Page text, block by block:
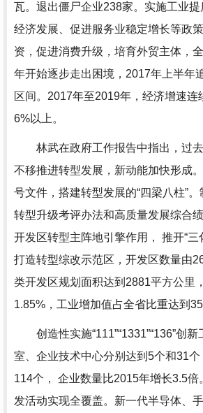
瓦。退出僵尸企业238家。实施工业
经济发展、促进服务业稳定增长等政
资，促进消费升级，培育外贸主体，
年开始逐步走出困境，2017年上半年
区间。2017年至2019年，经济增速连
6%以上。
林武在政府工作报告中指出，过去
不移推进转型发展，新动能加快形成
号文件，搭建转型发展的“四梁八柱”
转型升级考评办法和高质量发展综合
开发区转型主阵地引擎作用， 推开“三
打造转型综改示范区，开发区数量由
类开发区规划面积达到2881平方公里
1.85%，工业增加值占全省比重达到
创造性实施“111”“1331”“136”创新
室、企业技术中心分别达到5个和31个
114个， 企业数量比2015年增长3.5倍
发活动实现全覆盖。新一代半导体、